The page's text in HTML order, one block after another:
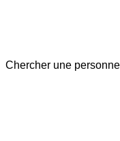
Chercher une personne